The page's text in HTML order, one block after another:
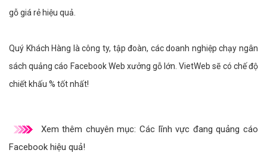
gỗ giá rẻ hiệu quả.
Quý Khách Hàng là công ty, tập đoàn, các doanh nghiệp chạy ngân
sách quảng cáo Facebook Web xưởng gỗ lớn. VietWeb sẽ có chế độ
chiết khấu % tốt nhất!
Xem thêm chuyên mục: Các lĩnh vực đang quảng cáo
Facebook hiệu quả!